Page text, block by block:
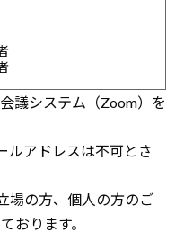
議システム（Zoom）を
ルアドレスは不可とさ
場の方、個人の方のご
おります。